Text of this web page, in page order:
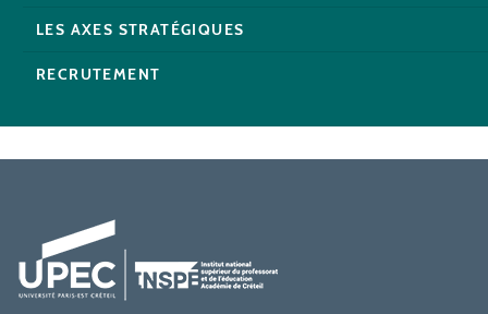
LES AXES STRATÉGIQUES
RECRUTEMENT